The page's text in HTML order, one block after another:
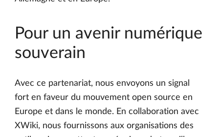
Pour un avenir numérique
souverain
Avec ce partenariat, nous envoyons un signal
fort en faveur du mouvement open source en
Europe et dans le monde. En collaboration avec
XWiki, nous fournissons aux organisations des